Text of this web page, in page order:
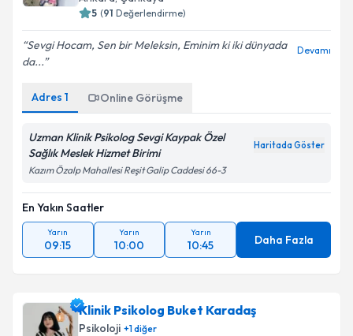
5 (91 Değerlendirme)
Sevgi Hocam, Sen bir Meleksin, Eminim ki iki dünyada
da...
Devamı
Adres 1 Online Görüşme
Uzman Klinik Psikolog Sevgi Kaypak Özel
Sağlık Meslek Hizmet Birimi
Haritada Göster
Kazım Özalp Mahallesi Reşit Galip Caddesi 66-3
En Yakın Saatler
Yarın
09:15
Yarın
10:00
Yarın
10:45 Daha Fazla
Klinik Psikolog Buket Karadaş
Psikoloji +1diğer